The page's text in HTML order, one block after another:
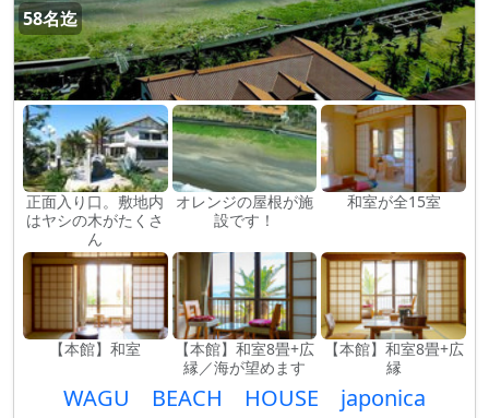
58名迄
正面入り口。敷地内
はヤシの木がたくさ
ん
オレンジの屋根が施
設です！
和室が全15室
【本館】和室
【本館】和室8畳+広
縁／海が望めます
【本館】和室8畳+広
縁
WAGU BEACH HOUSE japonica